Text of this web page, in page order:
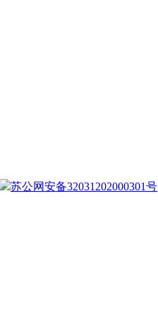
苏公网安备32031202000301号